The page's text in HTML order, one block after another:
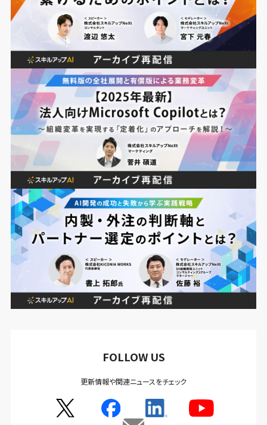
FOLLOW US
更新情報や関連ニュースをチェック